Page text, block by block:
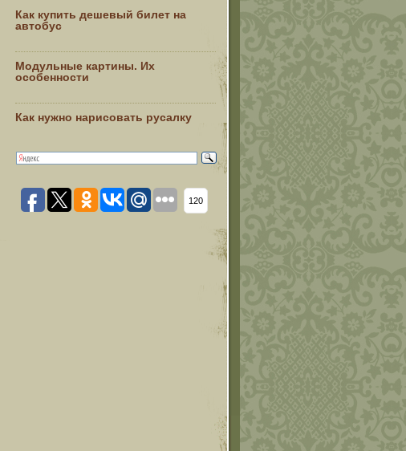
Как купить дешевый билет на
автобус
Модульные картины. Их
особенности
Как нужно нарисовать русалку
120